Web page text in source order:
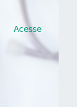
Acesse